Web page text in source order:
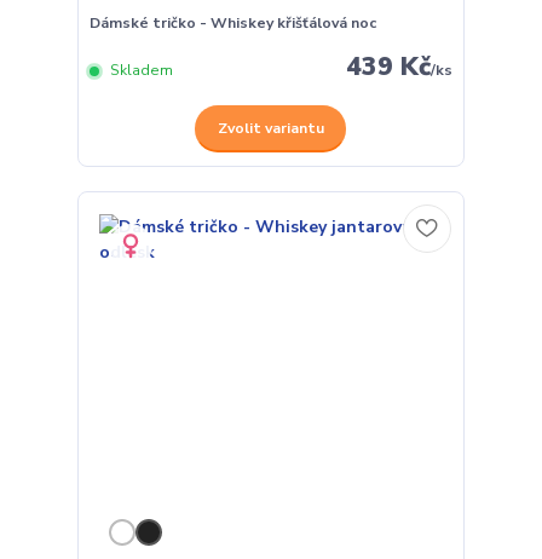
Dámské tričko - Whiskey křišťálová noc
439 Kč/ks
Skladem
Zvolit variantu